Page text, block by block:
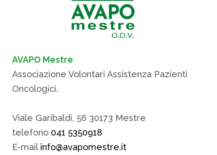
AVAPO Mestre
Associazione Volontari Assistenza Pazienti
Oncologici.
Viale Garibaldi, 56 30173 Mestre
telefono 041 5350918
E-mail info@avapomestre.it